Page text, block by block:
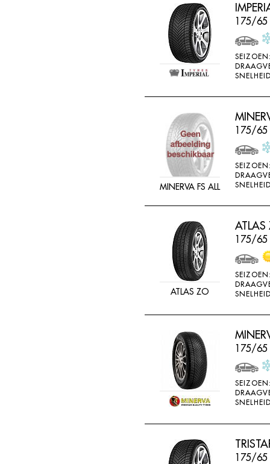
175/65
MINERVA FS ALL
175/65
ATLAS ZO
175/65
175/65
175/65